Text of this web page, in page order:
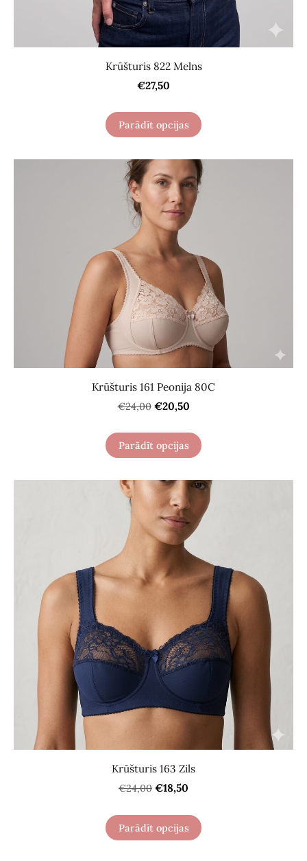
Krūšturis 822 Melns
€27,50
Parādīt opcijas
Krūšturis 161 Peonija 80C
€24,00 €20,50
Parādīt opcijas
Krūšturis 163 Zils
€24,00 €18,50
Parādīt opcijas